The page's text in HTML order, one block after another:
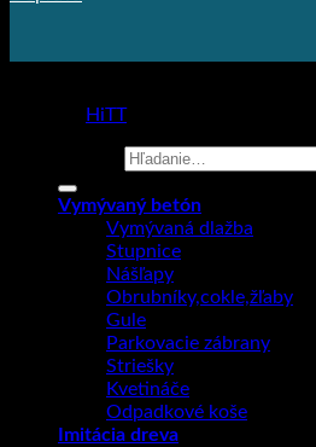
HiTT
Vymývaný betón
Vymývaná dlažba
Stupnice
Nášľapy
Obrubníky,cokle,žľaby
Gule
Parkovacie zábrany
Striešky
Kvetináče
Odpadkové koše
Imitácia dreva